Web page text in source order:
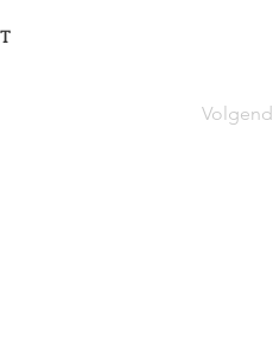
Volgend